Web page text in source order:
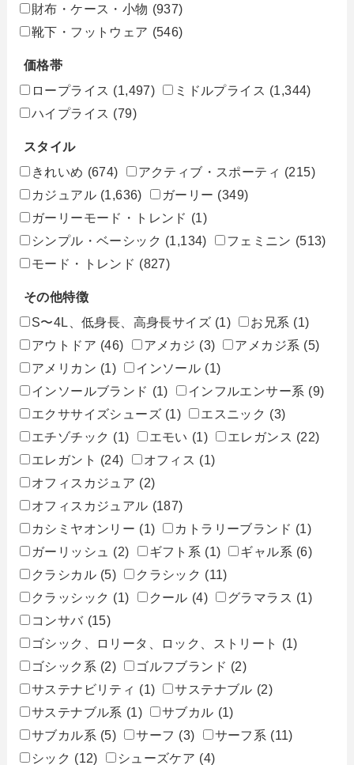
財布・ケース・小物 (937)
靴下・フットウェア (546)
価格帯
ロープライス (1,497) ミドルプライス (1,344)
ハイプライス (79)
スタイル
きれいめ (674) アクティブ・スポーティ (215)
カジュアル (1,636) ガーリー (349)
ガーリーモード・トレンド (1)
シンプル・ベーシック (1,134) フェミニン (513)
モード・トレンド (827)
その他特徴
S〜4L、低身長、高身長サイズ (1) お兄系 (1)
アウトドア (46) アメカジ (3) アメカジ系 (5)
アメリカン (1) インソール (1)
インソールブランド (1) インフルエンサー系 (9)
エクササイズシューズ (1) エスニック (3)
エチゾチック (1) エモい (1) エレガンス (22)
エレガント (24) オフィス (1)
オフィスカジュア (2)
オフィスカジュアル (187)
カシミヤオンリー (1) カトラリーブランド (1)
ガーリッシュ
(2) ギフト系 (1) ギャル系 (6)
クラシカル (5) クラシック (11)
クラッシック (1) クール (4) グラマラス (1)
コンサバ (15)
ゴシック、ロリータ、ロック、ストリート
(1)
ゴシック系 (2) ゴルフブランド (2)
サステナビリティ (1) サステナブル (2)
サステナブル系 (1) サブカル (1)
サブカル系 (5) サーフ (3) サーフ系 (11)
シック (12) シューズケア (4)